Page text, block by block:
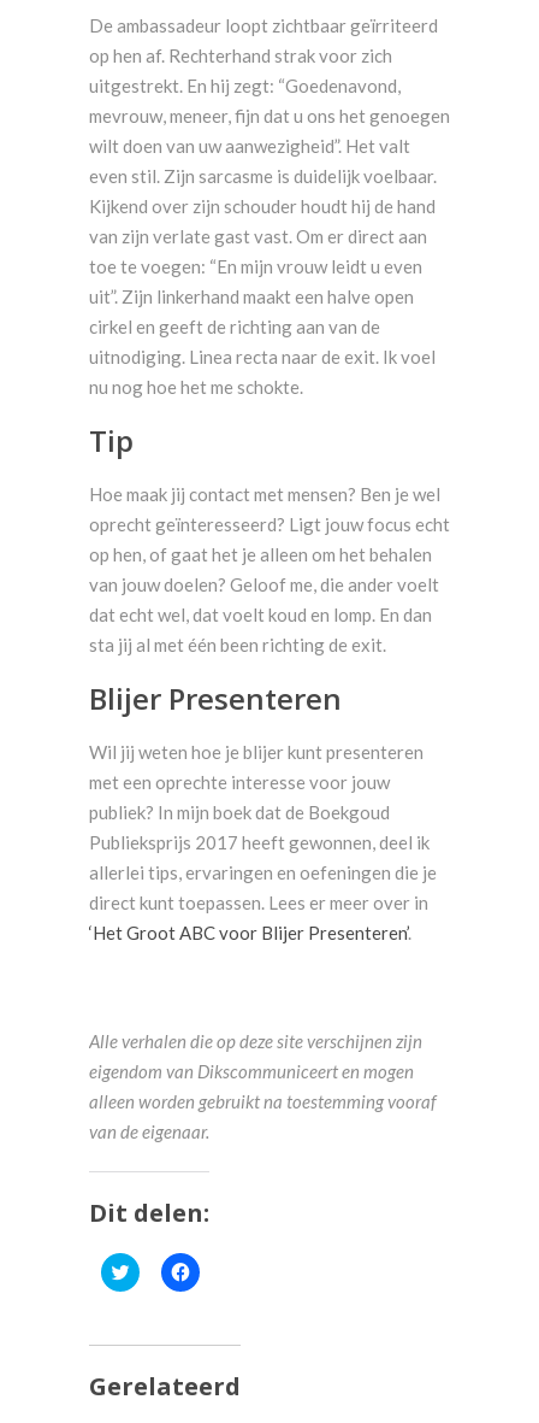
De ambassadeur loopt zichtbaar geïrriteerd
op hen af. Rechterhand strak voor zich
uitgestrekt. En hij zegt: “Goedenavond,
mevrouw, meneer, fijn dat u ons het genoegen
wilt doen van uw aanwezigheid”. Het valt
even stil. Zijn sarcasme is duidelijk voelbaar.
Kijkend over zijn schouder houdt hij de hand
van zijn verlate gast vast. Om er direct aan
toe te voegen: “En mijn vrouw leidt u even
uit”. Zijn linkerhand maakt een halve open
cirkel en geeft de richting aan van de
uitnodiging. Linea recta naar de exit. Ik voel
nu nog hoe het me schokte.
Tip
Hoe maak jij contact met mensen? Ben je wel
oprecht geïnteresseerd? Ligt jouw focus echt
op hen, of gaat het je alleen om het behalen
van jouw doelen? Geloof me, die ander voelt
dat echt wel, dat voelt koud en lomp. En dan
sta jij al met één been richting de exit.
Blijer Presenteren
Wil jij weten hoe je blijer kunt presenteren
met een oprechte interesse voor jouw
publiek? In mijn boek dat de Boekgoud
Publieksprijs 2017 heeft gewonnen, deel ik
allerlei tips, ervaringen en oefeningen die je
direct kunt toepassen. Lees er meer over in
‘Het Groot ABC voor Blijer Presenteren’.
Alle verhalen die op deze site verschijnen zijn
eigendom van Dikscommuniceert en mogen
alleen worden gebruikt na toestemming vooraf
van de eigenaar.
Dit delen:
Klik
om
Twitter
in
een
Klik
om
Facebook
in
een
Gerelateerd